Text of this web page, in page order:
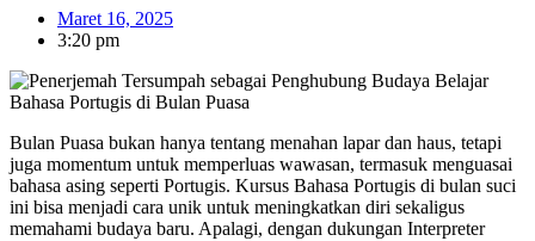
Maret 16, 2025
3:20 pm
Bulan Puasa bukan hanya tentang menahan lapar dan haus, tetapi
juga momentum untuk memperluas wawasan, termasuk menguasai
bahasa asing seperti Portugis. Kursus Bahasa Portugis di bulan suci
ini bisa menjadi cara unik untuk meningkatkan diri sekaligus
memahami budaya baru. Apalagi, dengan dukungan Interpreter